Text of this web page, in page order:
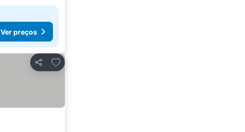
Ver preços
Partilhar
Adicionar aos favoritos